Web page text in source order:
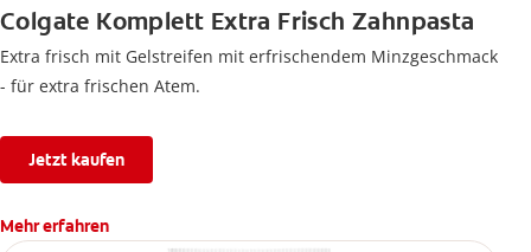
Colgate Komplett Extra Frisch Zahnpasta
Extra frisch mit Gelstreifen mit erfrischendem Minzgeschmack
- für extra frischen Atem.
Jetzt kaufen
Mehr erfahren